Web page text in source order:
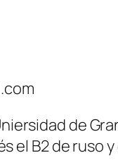
de
el B2 de ruso y